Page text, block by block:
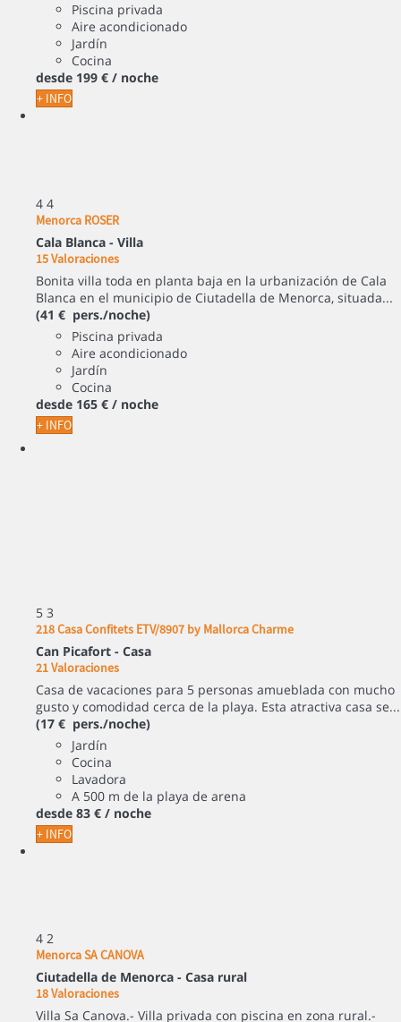
Piscina privada
Aire acondicionado
Jardín
Cocina
desde 199 € / noche
+ INFO
4 4
Menorca ROSER
Cala Blanca - Villa
15 Valoraciones
Bonita villa toda en planta baja en la urbanización de Cala
Blanca en el municipio de Ciutadella de Menorca, situada...
(41 € pers./noche)
Piscina privada
Aire acondicionado
Jardín
Cocina
desde 165 € / noche
+ INFO
5 3
218 Casa Confitets ETV/8907 by Mallorca Charme
Can Picafort - Casa
21 Valoraciones
Casa de vacaciones para 5 personas amueblada con mucho
gusto y comodidad cerca de la playa. Esta atractiva casa se...
(17 € pers./noche)
Jardín
Cocina
Lavadora
A 500 m de la playa de arena
desde 83 € / noche
+ INFO
4 2
Menorca SA CANOVA
Ciutadella de Menorca - Casa rural
18 Valoraciones
Villa Sa Canova.- Villa privada con piscina en zona rural.-